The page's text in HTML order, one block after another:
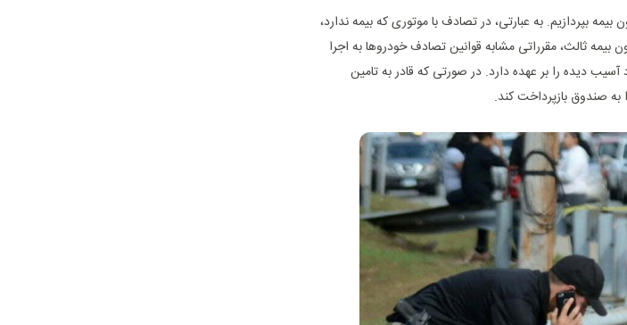
بپردازیم. به عبارتی، در تصادف با موتوری که بیمه ندارد،
ثالث، مقرراتی مشابه قوانین تصادف خودروها به اجرا
دیده را بر عهده دارد. در صورتی که قادر به تامین
به صندوق بازپرداخت کند.